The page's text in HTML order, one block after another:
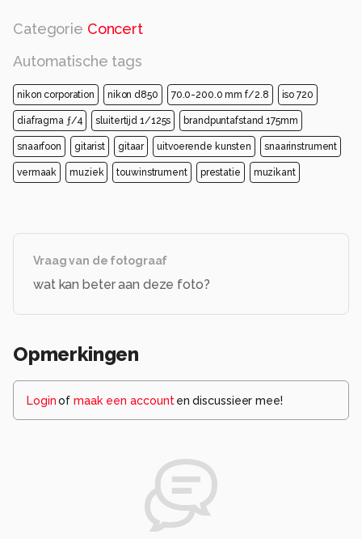
Categorie Concert
Automatische tags
nikon corporation nikon d850 70.0-200.0 mm f/2.8 iso 720
diafragma ƒ/4 sluitertijd 1/125s brandpuntafstand 175mm
snaarfoon gitarist gitaar uitvoerende kunsten snaarinstrument
vermaak muziek touwinstrument prestatie muzikant
Vraag van de fotograaf
wat kan beter aan deze foto?
Opmerkingen
Loginof maak een account en discussieer mee!